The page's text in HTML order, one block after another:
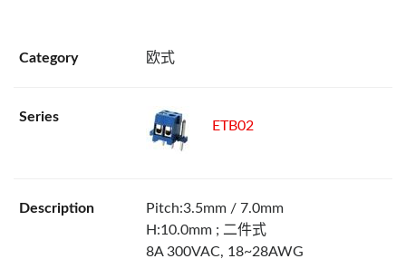
欧式
ETB02
Pitch:3.5mm / 7.0mm
H:10.0mm ; 二件式
8A 300VAC, 18~28AWG